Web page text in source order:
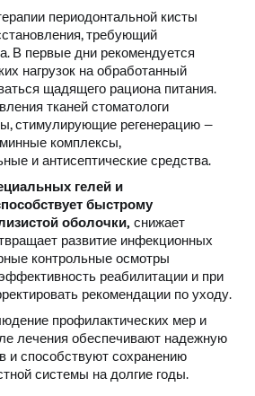
периодонтальной кисты
требующий
В первые дни рекомендуется
нагрузок на обработанный
щадящего рациона питания.
тканей стоматологи
стимулирующие регенерацию —
комплексы,
и антисептические средства.
гелей и
быстрому
оболочки, снижает
развитие инфекционных
контрольные осмотры
реабилитации и при
рекомендации по уходу.
профилактических мер и
лечения обеспечивают надежную
и способствуют сохранению
системы на долгие годы.